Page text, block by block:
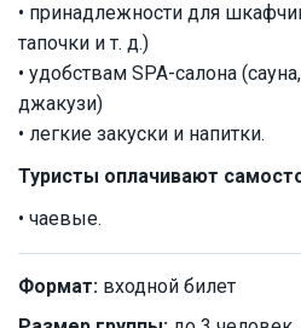
• принадлежности для
тапочки и т. д.)
• удобствам SPA-салона
джакузи)
• легкие закуски и напитки.
Туристы оплачивают
• чаевые.
Формат: входной билет